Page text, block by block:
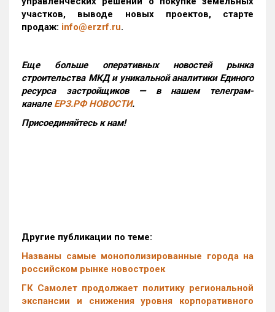
участков, выводе новых проектов, старте
продаж: info@erzrf.ru.
Еще больше оперативных новостей рынка
строительства МКД и уникальной аналитики Единого
ресурса застройщиков — в нашем телеграм-
канале ЕРЗ.РФ НОВОСТИ.
Присоединяйтесь к нам!
Другие публикации по теме:
Названы самые монополизированные города на
российском рынке новостроек
ГК Самолет продолжает политику региональной
экспансии и снижения уровня корпоративного